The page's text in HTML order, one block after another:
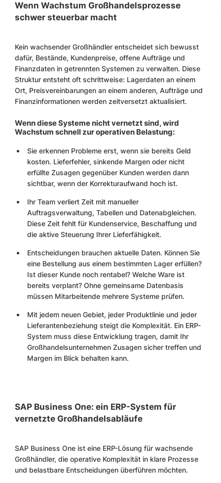
Wenn Wachstum Großhandelsprozesse
schwer steuerbar macht
Kein wachsender Großhändler entscheidet sich bewusst
dafür, Bestände, Kundenpreise, offene Aufträge und
Finanzdaten in getrennten Systemen zu verwalten. Diese
Struktur entsteht oft schrittweise: Lagerdaten an einem
Ort, Preisvereinbarungen an einem anderen, Aufträge und
Finanzinformationen werden zeitversetzt aktualisiert.
Wenn diese Systeme nicht vernetzt sind, wird
Wachstum schnell zur operativen Belastung:
Sie erkennen Probleme erst, wenn sie bereits Geld
kosten. Lieferfehler, sinkende Margen oder nicht
erfüllte Zusagen gegenüber Kunden werden dann
sichtbar, wenn der Korrekturaufwand hoch ist.
Ihr Team verliert Zeit mit manueller
Auftragsverwaltung, Tabellen und Datenabgleichen.
Diese Zeit fehlt für Kundenservice, Beschaffung und
die aktive Steuerung Ihrer Lieferfähigkeit.
Entscheidungen brauchen aktuelle Daten. Können Sie
eine Bestellung aus einem bestimmten Lager erfüllen?
Ist dieser Kunde noch rentabel? Welche Ware ist
bereits verplant? Ohne gemeinsame Datenbasis
müssen Mitarbeitende mehrere Systeme prüfen.
Mit jedem neuen Gebiet, jeder Produktlinie und jeder
Lieferantenbeziehung steigt die Komplexität. Ein ERP-
System muss diese Entwicklung tragen, damit Ihr
Großhandelsunternehmen Zusagen sicher treffen und
Margen im Blick behalten kann.
SAP Business One: ein ERP-System für
vernetzte Großhandelsabläufe
SAP Business One ist eine ERP-Lösung für wachsende
Großhändler, die operative Komplexität in klare Prozesse
und belastbare Entscheidungen überführen möchten.